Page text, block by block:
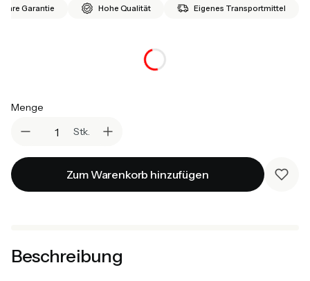
Garantie Hohe Qualität Eigenes Transportmittel
Menge
Stk.
Zum Warenkorb hinzufügen
Beschreibung